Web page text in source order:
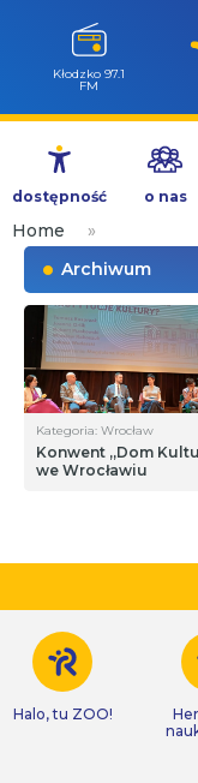
Przejdź
treści
Kłodzko 97.1
FM
dostępność o nas
Home
»
Archiwum
Kategoria: Wrocław
Konwent „Dom
we Wrocławiu
Halo, tu ZOO!